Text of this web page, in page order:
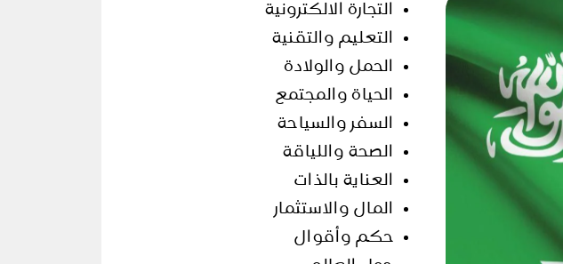
التجارة الالكترونية
التعليم والتقنية
الحمل والولادة
الحياة والمجتمع
السفر والسياحة
الصحة واللياقة
العناية بالذات
المال والاستثمار
حكم وأقوال